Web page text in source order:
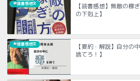
読書感想文
【読書感想】無敵の稼
の下剋上】
読書感想文
【要約・解説】自分の
捨てろ！】